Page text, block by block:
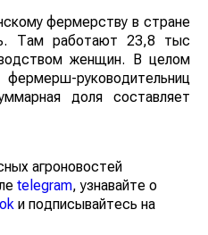
фермерству в стране
Там работают 23,8 тыс
женщин. В целом
руководительниц
доля составляет
агроновостей
telegram, узнавайте о
и подписывайтесь на